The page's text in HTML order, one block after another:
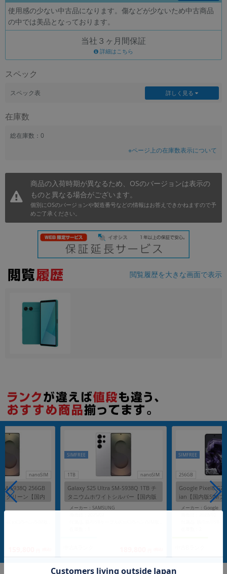
使用感の少ない中古品になります。傷などが少ないため中古商品
の中では美品となっております。
当社３ヶ月間保証
詳細はこちら
スペック
スペック表 詳しく見る
在庫数
総在庫数：0
※ページ上の在庫数表示について
商品の入荷時期が異なるため、OSのバージョンは表示の
ものと異なる場合がございます。
個別にOSのバージョンや製造番号などの情報はお答えできかねますので予
めご了承ください。
閲覧履歴を大きな画面で表示
nanoSIM
S938Q 256GB
グリーン【国内
1TB nanoSIM
SIMFREE
Galaxy S25 Ultra SM-S938Q 1TB チ
タニウムホワイトシルバー【国内版
SIMフリー】
メーカー：SAMSUNG
256GB
SIMFREE
Google Pixel8
ian【国内版SIMフ
メーカー：Google
CPUの絞り込み
OS
メモリ
円 ～ 円
各項目のチェックボックスは「or検索」となります。